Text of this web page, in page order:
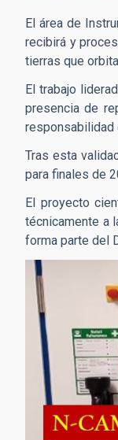
El área de
recibirá y
tierras que
El trabajo
presencia de
responsabilidad
Tras esta
para finales de
El proyecto
técnicamente a
forma parte del